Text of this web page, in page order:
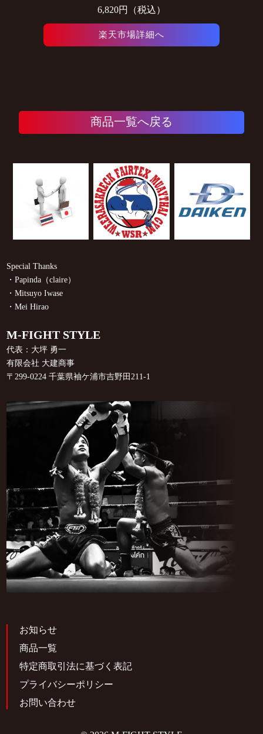
6,820円（税込）
楽天市場詳細へ
商品一覧へ戻る
Special Thanks
・Papinda（claire）
・Mitsuyo Iwase
・Mei Hirao
M-FIGHT STYLE
代表：大坪 勇一
有限会社 大建商事
〒299-0224 千葉県袖ケ浦市吉野田211-1
お知らせ
商品一覧
特定商取引法に基づく表記
プライバシーポリシー
お問い合わせ